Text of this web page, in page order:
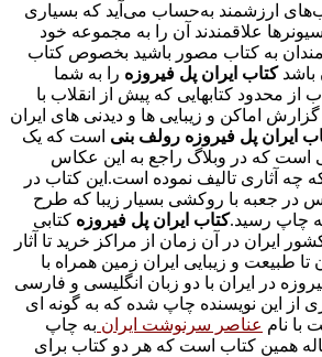
ارزشمند به‌حساب می‌آید که بسیاری
علاقمندند آن را به مجموعه خود
مندان به کتاب مصور باشید بخصوص کتاب
باشدکتاب ایران پل فیروزه را به شما
محدود کتابهایی که پیش از انقلاب با
گزارش اماکن و زیبایی ها و دیدنی های ایران
ایران پل فیروزه رولف بنی است که یک
است که در وبلاگ راجع به این عکاس
آثاری تالیف نموده است.این کتاب در
در جعبه با روکشی بسیار زیبا که طرح
چاپ رسید.کتاب ایران پل فیروزه کتابی
ایران در آن زمان از مراکز خرید تا آثار
تا طبیعت و زیبایی ایران زمین همراه با
در ایران با دو زبان انگلیسی و فارسی
از این نویسنده چاپ شده که به گونه ای
با نام عناصر سرنوشت ایران به چاپ
همین کتاب است که هر دو کتاب برای